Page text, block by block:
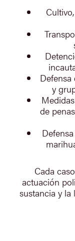
y
de
Cada
actuación
sustancia y la